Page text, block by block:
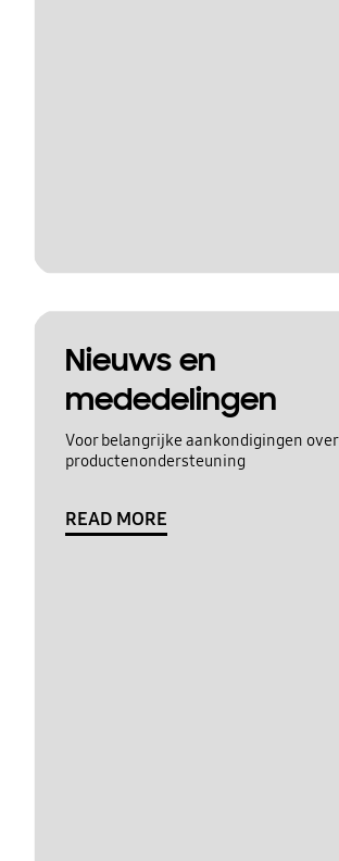
Nieuws en
mededelingen
Voor belangrijke aankondigingen over
productenondersteuning
READ MORE